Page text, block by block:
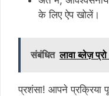
के लिए ऐप खोलें।
संबंधित लावा ब्लेज़
प्रशंसा! आपने प्रक्रिया